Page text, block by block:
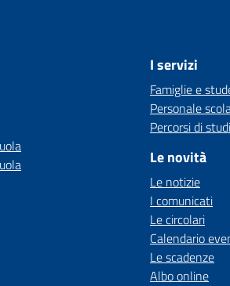
I servizi
Famiglie e
Personale
Percorsi di
Le novità
Le notizie
I comunicati
Le circolari
Calendario
Le scadenze
Albo online